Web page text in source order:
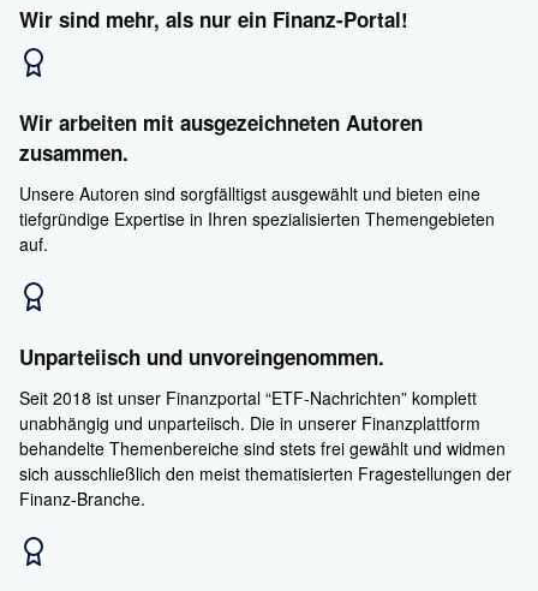
Wir sind mehr, als nur ein Finanz-Portal!
Wir arbeiten mit ausgezeichneten Autoren
zusammen.
Unsere Autoren sind sorgfälltigst ausgewählt und bieten eine
tiefgründige Expertise in Ihren spezialisierten Themengebieten
auf.
Unparteiisch und unvoreingenommen.
Seit 2018 ist unser Finanzportal “ETF-Nachrichten” komplett
unabhängig und unparteiisch. Die in unserer Finanzplattform
behandelte Themenbereiche sind stets frei gewählt und widmen
sich ausschließlich den meist thematisierten Fragestellungen der
Finanz-Branche.